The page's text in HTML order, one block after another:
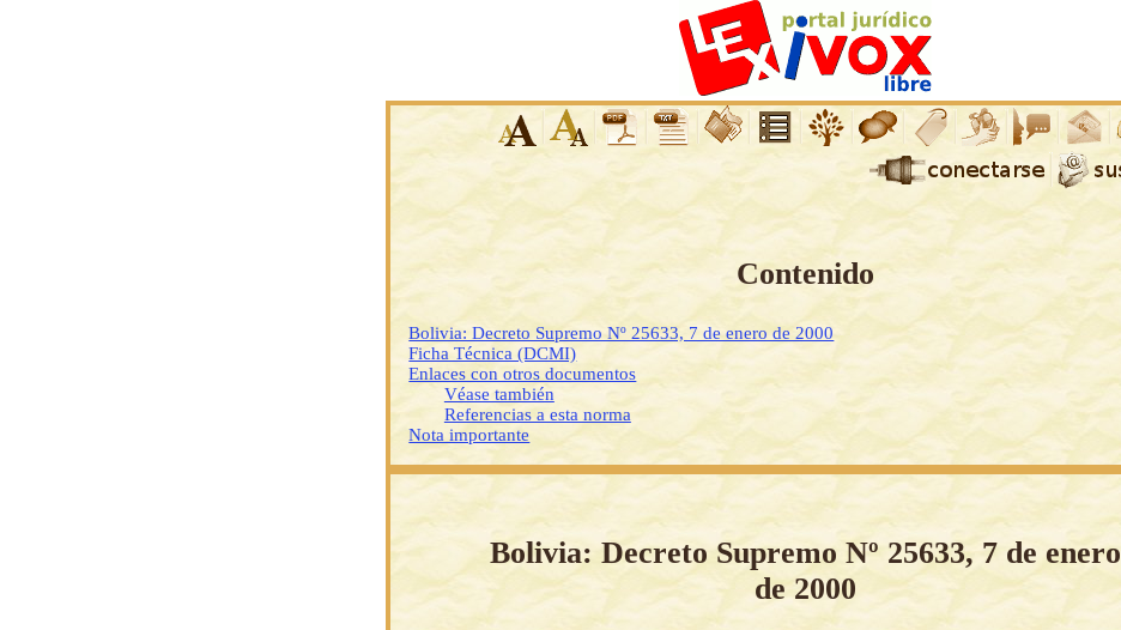
Contenido
Bolivia: Decreto Supremo Nº 25633, 7 de enero de 2000
Ficha Técnica (DCMI)
Enlaces con otros documentos
Véase también
Referencias a esta norma
Nota importante
Bolivia: Decreto Supremo Nº 25633, 7 de enero
de 2000